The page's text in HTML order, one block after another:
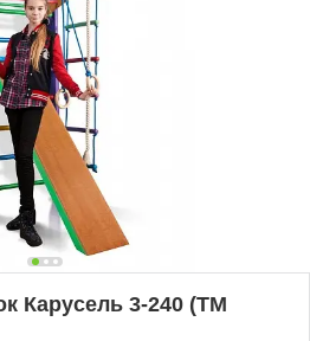
Карусель 3-240 (ТМ